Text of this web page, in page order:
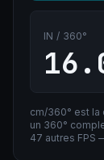
IN / 360°
cm/360° est la
un 360°
47 autres FPS